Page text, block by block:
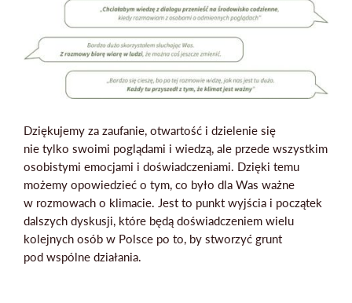
Dziękujemy za zaufanie, otwartość i dzielenie się
nie tylko swoimi poglądami i wiedzą, ale przede wszystkim
osobistymi emocjami i doświadczeniami. Dzięki temu
możemy opowiedzieć o tym, co było dla Was ważne
w rozmowach o klimacie. Jest to punkt wyjścia i początek
dalszych dyskusji, które będą doświadczeniem wielu
kolejnych osób w Polsce po to, by stworzyć grunt
pod wspólne działania.